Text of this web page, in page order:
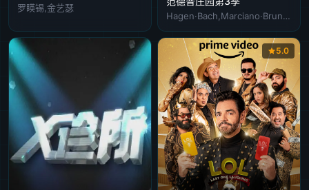
罗䁐锡,金艺瑟
Hagen·Bach,Marciano·Brunette,Beau·Clark,Hannah·Fouch,Sophie·Hermann,Alyssa·Johnston,Meredith·Lambert,Ollie·Locke,Stassi·Schroeder,Sage·Smith,Gabriella·Sanon,Gareth·Locke-Locke,Nick·King,Lewis·Herring,Keviah·Healy,Dominic·DeAngelis,Mike·Catuosco,Anthony·Ba
5.0